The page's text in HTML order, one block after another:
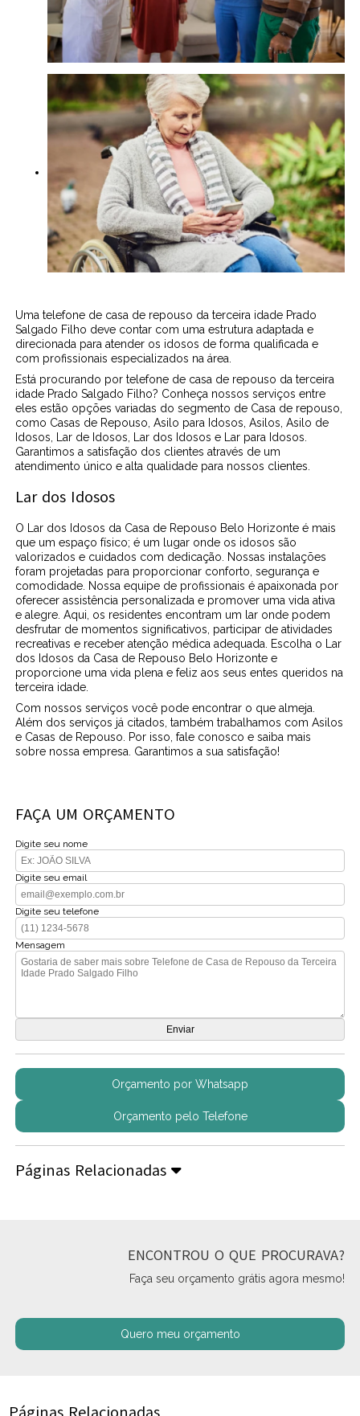
Uma telefone de casa de repouso da terceira idade Prado
Salgado Filho deve contar com uma estrutura adaptada e
direcionada para atender os idosos de forma qualificada e
com profissionais especializados na área.
Está procurando por telefone de casa de repouso da terceira
idade Prado Salgado Filho? Conheça nossos serviços entre
eles estão opções variadas do segmento de Casa de repouso,
como Casas de Repouso, Asilo para Idosos, Asilos, Asilo de
Idosos, Lar de Idosos, Lar dos Idosos e Lar para Idosos.
Garantimos a satisfação dos clientes através de um
atendimento único e alta qualidade para nossos clientes.
Lar dos Idosos
O Lar dos Idosos da Casa de Repouso Belo Horizonte é mais
que um espaço físico; é um lugar onde os idosos são
valorizados e cuidados com dedicação. Nossas instalações
foram projetadas para proporcionar conforto, segurança e
comodidade. Nossa equipe de profissionais é apaixonada por
oferecer assistência personalizada e promover uma vida ativa
e alegre. Aqui, os residentes encontram um lar onde podem
desfrutar de momentos significativos, participar de atividades
recreativas e receber atenção médica adequada. Escolha o Lar
dos Idosos da Casa de Repouso Belo Horizonte e
proporcione uma vida plena e feliz aos seus entes queridos na
terceira idade.
Com nossos serviços você pode encontrar o que almeja.
Além dos serviços já citados, também trabalhamos com Asilos
e Casas de Repouso. Por isso, fale conosco e saiba mais
sobre nossa empresa. Garantimos a sua satisfação!
FAÇA UM ORÇAMENTO
Digite seu nome
Digite seu email
Digite seu telefone
Mensagem
Orçamento por Whatsapp
Orçamento pelo Telefone
Páginas Relacionadas
ENCONTROU O QUE PROCURAVA?
Faça seu orçamento grátis agora mesmo!
Quero meu orçamento